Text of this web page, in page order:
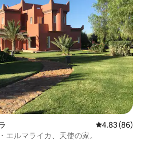
レビュー86
4.83 (86)
エルマライカ、天使の家。